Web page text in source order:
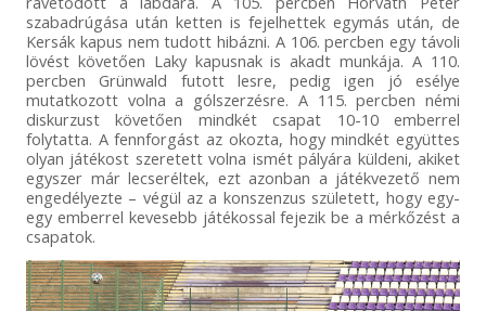
szabadrúgása után ketten is fejelhettek egymás után, de
Kersák kapus nem tudott hibázni. A 106. percben egy távoli
lövést követően Laky kapusnak is akadt munkája. A 110.
percben Grünwald futott lesre, pedig igen jó esélye
mutatkozott volna a gólszerzésre. A 115. percben némi
diskurzust követően mindkét csapat 10-10 emberrel
folytatta. A fennforgást az okozta, hogy mindkét együttes
olyan játékost szeretett volna ismét pályára küldeni, akiket
egyszer már lecseréltek, ezt azonban a játékvezető nem
engedélyezte – végül az a konszenzus született, hogy egy-
egy emberrel kevesebb játékossal fejezik be a mérkőzést a
csapatok.